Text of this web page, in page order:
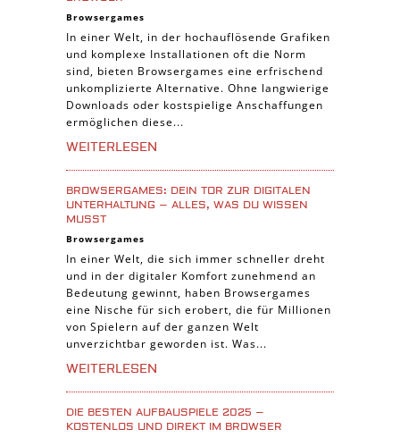
Denk Spiele
Piraten Spiele
Sport Spiele
Pferde Spiele
Simulation Spiele
Tier Spiele
Casual Spiele
Abenteuer Spiele
Online Spiele
3-Gewinnt Spiele
Trading Card Spiele
Manager Spiele
Browsergames
In einer Welt, in der hochauflösende Grafiken
und komplexe Installationen oft die Norm
sind, bieten Browsergames eine erfrischend
unkomplizierte Alternative. Ohne langwierige
Downloads oder kostspielige Anschaffungen
ermöglichen diese...
WEITERLESEN
BROWSERGAMES: DEIN TOR ZUR DIGITALEN
UNTERHALTUNG – ALLES, WAS DU WISSEN
MUSST
Browsergames
In einer Welt, die sich immer schneller dreht
und in der digitaler Komfort zunehmend an
Bedeutung gewinnt, haben Browsergames
eine Nische für sich erobert, die für Millionen
von Spielern auf der ganzen Welt
unverzichtbar geworden ist. Was...
WEITERLESEN
DIE BESTEN AUFBAUSPIELE 2025 –
KOSTENLOS UND DIREKT IM BROWSER